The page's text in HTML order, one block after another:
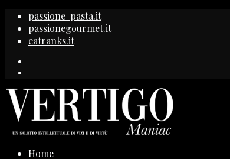
passione-pasta.it
passionegourmet.it
eatranks.it
Home